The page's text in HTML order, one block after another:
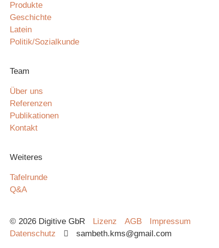
Produkte
Geschichte
Latein
Politik/Sozialkunde
Team
Über uns
Referenzen
Publikationen
Kontakt
Weiteres
Tafelrunde
Q&A
© 2026 Digitive GbR Lizenz AGB
Impressum
Datenschutz
sambeth.kms@gmail.com